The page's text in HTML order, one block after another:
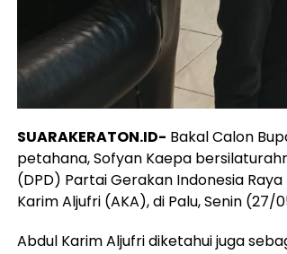
SUARAKERATON.ID- Bakal Calon
petahana, Sofyan Kaepa
(DPD) Partai Gerakan Indonesia
Karim Aljufri (AKA), di Palu, Senin
Abdul Karim Aljufri diketahui juga